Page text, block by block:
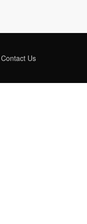
Contact Us